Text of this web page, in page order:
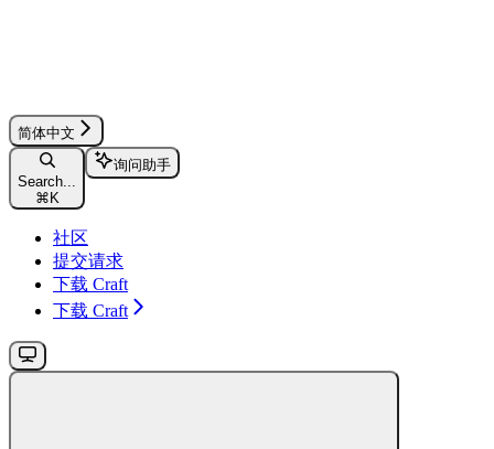
简体中文
Search...
⌘ K
询问助手
社区
提交请求
下载 Craft
下载 Craft